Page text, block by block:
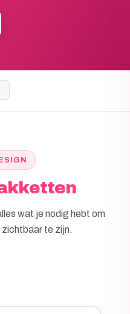
wat je nodig hebt om
te zijn.